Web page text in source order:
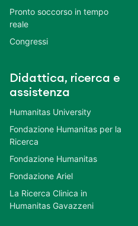
Pronto soccorso in tempo
reale
Congressi
Didattica, ricerca e
assistenza
Humanitas University
Fondazione Humanitas per la
Ricerca
Fondazione Humanitas
Fondazione Ariel
La Ricerca Clinica in
Humanitas Gavazzeni